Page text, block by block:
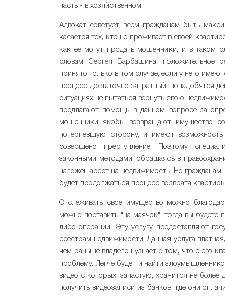
часть - в хозяйственном.
Адвокат советует всем гражданам быть
касается тех, кто не проживает в своей
как её могут продать мошенники, и в таком
словам Сергея Барбашина, положительное
принято только в том случае, если у него
процесс достаточно затратный, понадобятся
ситуациях не пытаться вернуть свою
предлагают помощь в данном вопросе за
мошенники якобы возвращают имущество
потерпевшую сторону, и имеют
совершено преступление. Поэтому
законными методами, обращаясь в
наложен арест на недвижимость. Но
будет продолжаться процесс возврата
Отслеживать своё имущество можно
можно поставить "на маячок", тогда вы
либо операции. Эту услугу предоставляют
реестрам недвижимости. Данная услуга
чем раньше владелец узнает о том, что с его
проблему. Легче будет и найти
видео с которых, зачастую, хранится не более
получить видеозаписи из банков, где они